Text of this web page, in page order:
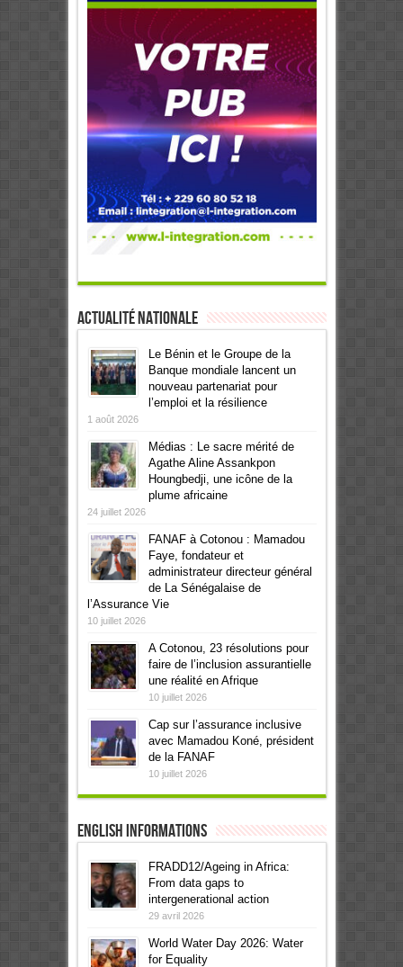
Actualité Nationale
Le Bénin et le Groupe de la
Banque mondiale lancent un
nouveau partenariat pour
l’emploi et la résilience
1 août 2026
Médias : Le sacre mérité de
Agathe Aline Assankpon
Houngbedji, une icône de la
plume africaine
24 juillet 2026
FANAF à Cotonou : Mamadou
Faye, fondateur et
administrateur directeur général
de La Sénégalaise de
l’Assurance Vie
10 juillet 2026
A Cotonou, 23 résolutions pour
faire de l’inclusion assurantielle
une réalité en Afrique
10 juillet 2026
Cap sur l’assurance inclusive
avec Mamadou Koné, président
de la FANAF
10 juillet 2026
English informations
FRADD12/Ageing in Africa:
From data gaps to
intergenerational action
29 avril 2026
World Water Day 2026: Water
for Equality